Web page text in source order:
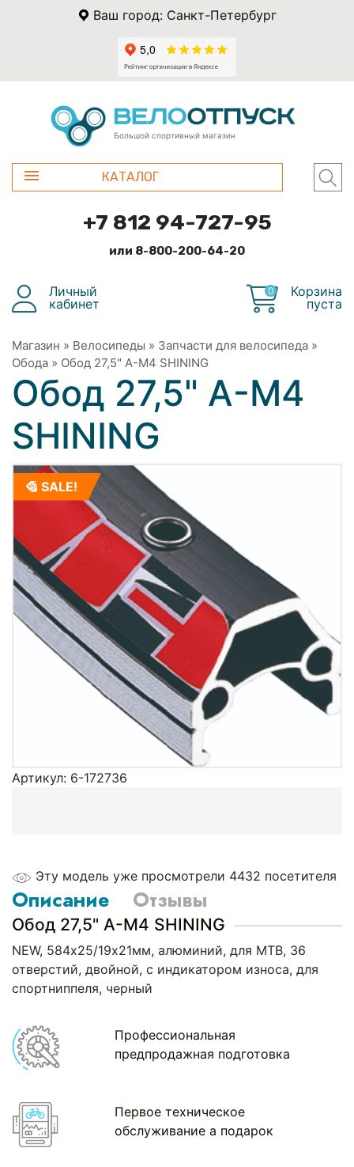
Ваш город: Санкт-Петербург
Большой спортивный магазин
КАТАЛОГ
+7 812 94-727-95
или 8-800-200-64-20
Личный
кабинет
0
Корзина
пуста
Магазин » Велосипеды » Запчасти для велосипеда »
Обода » Обод 27,5" A-M4 SHINING
Обод 27,5" A-M4
SHINING
SALE!
Артикул: 6-172736
Эту модель уже просмотрели 4432 посетителя
Описание Отзывы
Обод 27,5" A-M4 SHINING
NEW, 584х25/19х21мм, алюминий, для MTB, 36
отверстий, двойной, с индикатором износа, для
спортниппеля, черный
Профессиональная
предпродажная подготовка
Первое техническое
обслуживание а подарок